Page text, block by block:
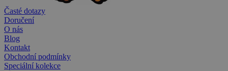
Časté dotazy
Doručení
O nás
Blog
Kontakt
Obchodní podmínky
Speciální kolekce